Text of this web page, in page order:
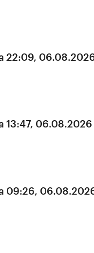
22:09,
13:47, 06.08.2026
09:26,